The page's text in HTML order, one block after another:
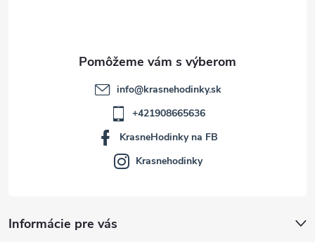
Informácie pre vás
info@krasnehodinky.sk
+421908665636
KrasneHodinky na FB
Krasnehodinky